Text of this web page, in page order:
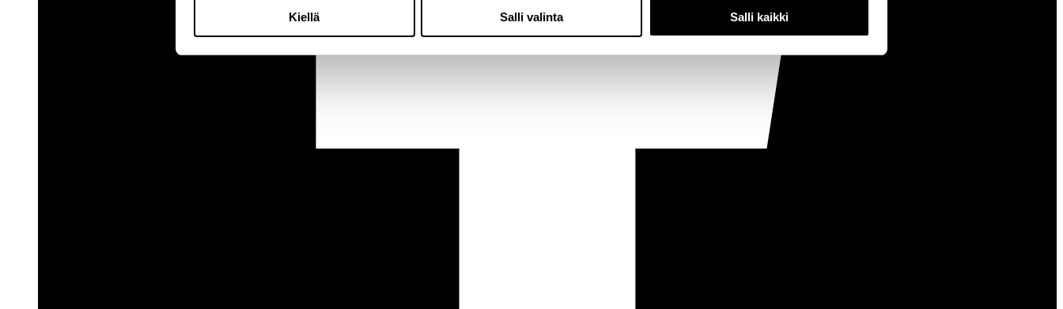
Kiellä Salli valinta Salli kaikki